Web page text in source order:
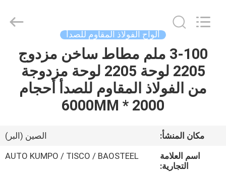
منزل،
بيت
معلومات
INDUSTRIAL
Reserved.
ألواح الفولاذ المقاوم للصدأ
3-100 ملم مطاط ساخن مزدوج
2205 لوحة 2205 لوحة مزدوجة
من الفولاذ المقاوم للصدأ أحجام
2000 * 6000MM
مكان المنشأ:
الصين (البر)
اسم العلامة
التجارية:
AUTO KUMPO / TISCO / BAOSTEEL